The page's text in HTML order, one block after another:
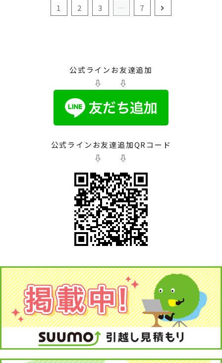
1 2 3 … 7
公式ラインお友達追加
⇩ ⇩
公式ラインお友達追加QRコード
⇩ ⇩